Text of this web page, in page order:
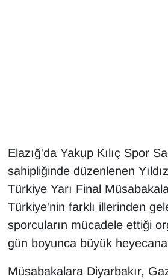
Elazığ'da Yakup Kılıç Spor
sahipliğinde düzenlenen
Türkiye Yarı Final
Türkiye'nin farklı illerinden
sporcuların mücadele ettiği
gün boyunca büyük
Müsabakalara Diyarbakır,
HABERDE İNSAN
İngilizce
Kadın
Kamu Alımları